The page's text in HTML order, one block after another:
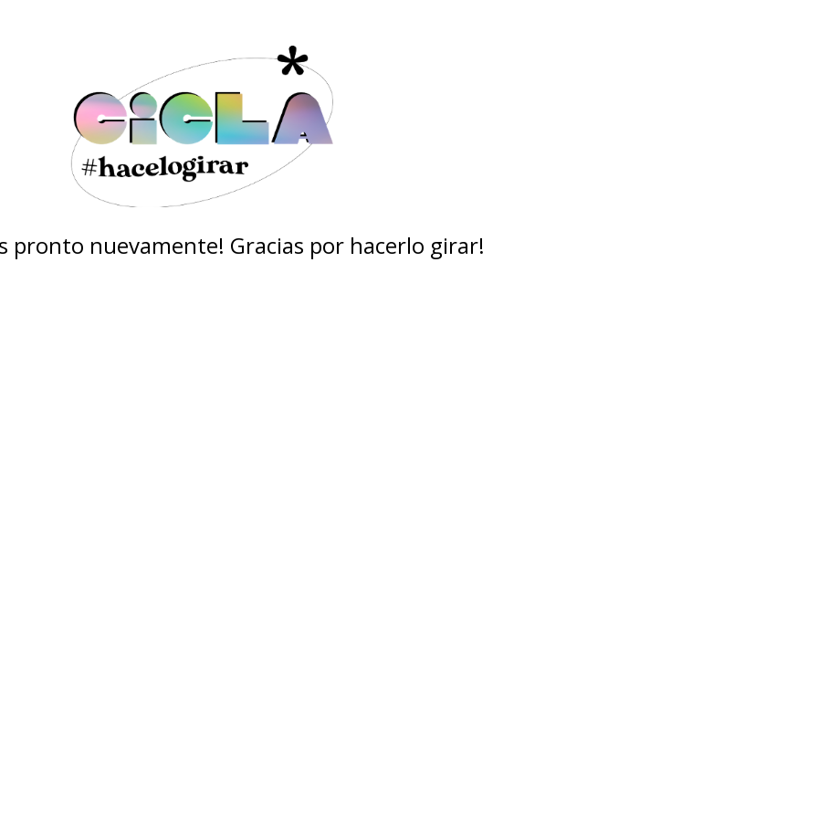
pronto nuevamente! Gracias por hacerlo girar!